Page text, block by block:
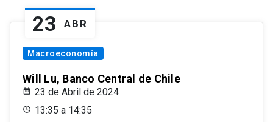
23 ABR
Macroeconomía
Will Lu, Banco Central de Chile
23 de Abril de 2024
13:35 a 14:35